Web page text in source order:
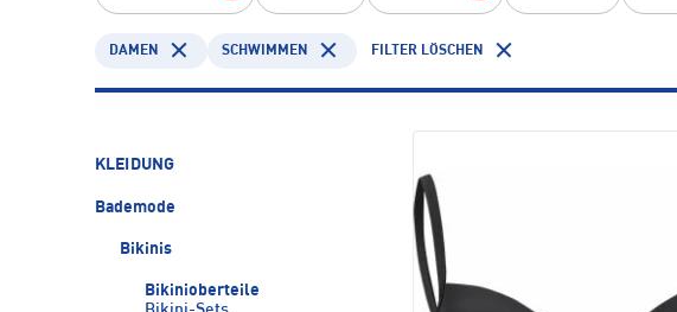
DAMEN SCHWIMMEN FILTER LÖSCHEN
KLEIDUNG
Bademode
Bikinis
Bikinioberteile